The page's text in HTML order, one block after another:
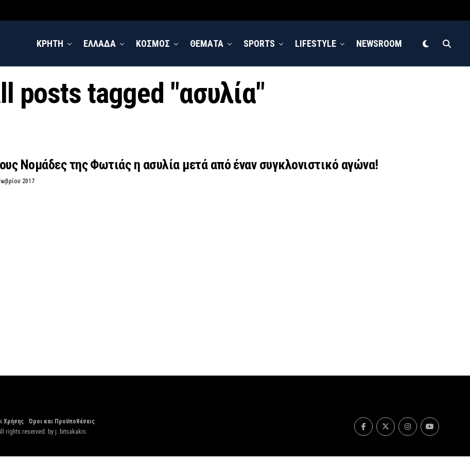
ΚΡΗΤΗ ΕΛΛΑΔΑ ΚΟΣΜΟΣ ΘΕΜΑΤΑ SPORTS LIFESTYLE NEWSROOM
posts tagged "ασυλία"
Νομάδες της Φωτιάς η ασυλία μετά από έναν συγκλονιστικό αγώνα!
2017
Χρήσης
Όροι και Προϋποθέσεις
rights reserved. by j. bitsakakis